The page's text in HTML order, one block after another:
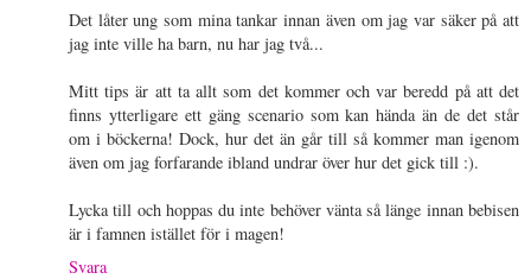
Det låter ung som mina tankar innan även om jag var säker på att
jag inte ville ha barn, nu har jag två...
Mitt tips är att ta allt som det kommer och var beredd på att det
finns ytterligare ett gäng scenario som kan hända än de det står
om i böckerna! Dock, hur det än går till så kommer man igenom
även om jag forfarande ibland undrar över hur det gick till :).
Lycka till och hoppas du inte behöver vänta så länge innan bebisen
är i famnen istället för i magen!
Svara